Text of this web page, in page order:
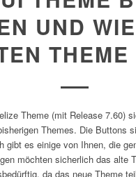
UND
THEME
Theme (mit Release 7.60)
Themes. Die Buttons
es einige von Ihnen, die
möchten sicherlich das alte
da das neue Theme